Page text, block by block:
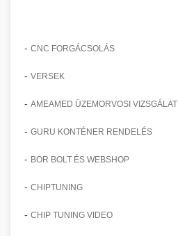
- CNC FORGÁCSOLÁS
- VERSEK
- AMEAMED ÜZEMORVOSI VIZSGÁLAT
- GURU KONTÉNER RENDELÉS
- BOR BOLT ÉS WEBSHOP
- CHIPTUNING
- CHIP TUNING VIDEO